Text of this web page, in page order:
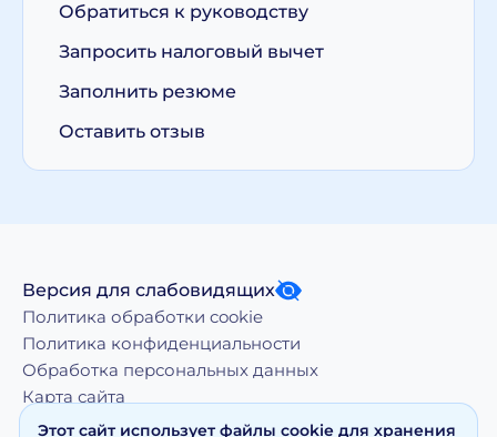
Обратиться к руководству
Запросить налоговый вычет
Заполнить резюме
Оставить отзыв
Версия для слабовидящих
Политика обработки cookie
Политика конфиденциальности
Обработка персональных данных
Карта сайта
Этот сайт использует файлы cookie для хранения